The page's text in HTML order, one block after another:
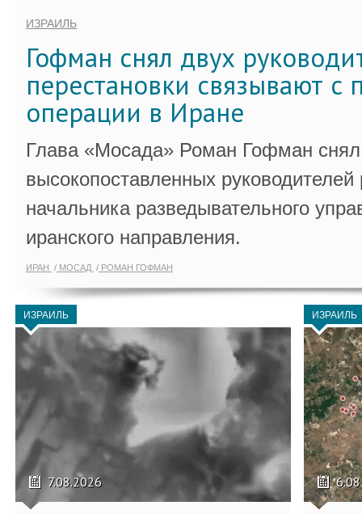
ИЗРАИЛЬ
Гофман снял двух
перестановки связывают с
операции в Иране
Глава «Мосада» Роман Гофман снял
высокопоставленных
начальника разведывательного
иранского направления.
ИРАН МОСАД РОМАН ГОФМАН
ИЗРАИЛЬ
7.08.2026
ИЗРАИЛЬ